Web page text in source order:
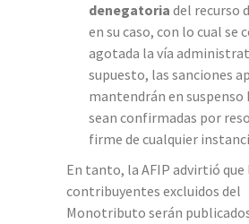
denegatoria del recurso
en su caso, con lo cual se
agotada la vía
supuesto, las sanciones
mantendrán en
sean confirmadas por
firme de cualquier
En tanto, la AFIP advirtió que
contribuyentes excluidos del
Monotributo serán